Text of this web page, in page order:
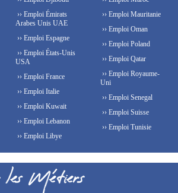
›› Emploi Émirats
Arabes Unis UAE
›› Emploi Espagne
›› Emploi États-Unis
USA
›› Emploi France
›› Emploi Italie
›› Emploi Kuwait
›› Emploi Lebanon
›› Emploi Libye
›› Emploi Mauritanie
›› Emploi Oman
›› Emploi Poland
›› Emploi Qatar
›› Emploi Royaume-
Uni
›› Emploi Senegal
›› Emploi Suisse
›› Emploi Tunisie